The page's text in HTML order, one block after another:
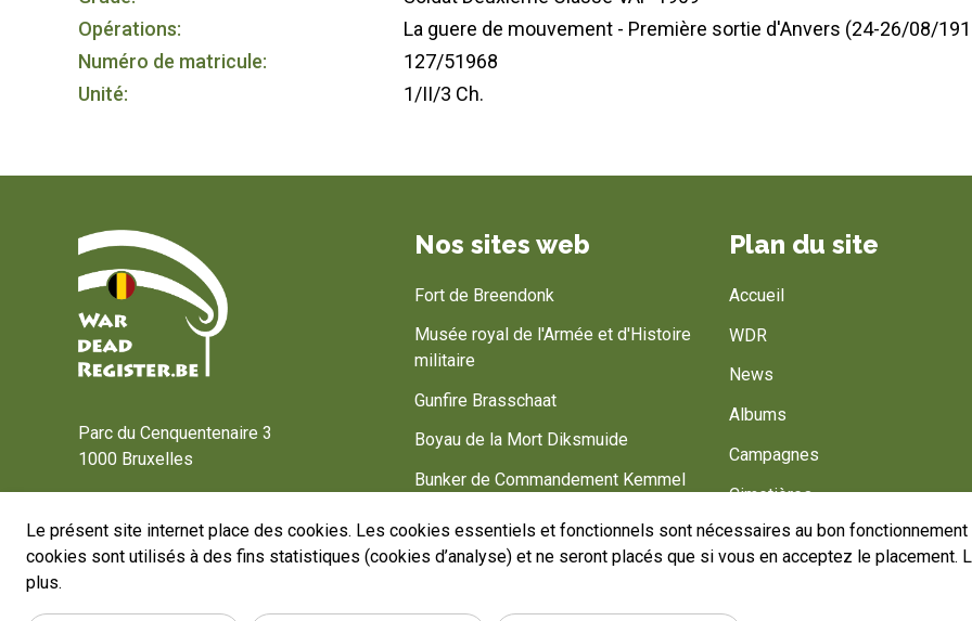
Le présent site internet place des cookies. Les cookies essentiels et fonctionnels sont nécessaires au bon
cookies sont utilisés à des fins statistiques (cookies d’analyse) et ne seront placés que si vous en acceptez le placement.
plus.
Opérations:
La guere de mouvement - Première sortie d'Anvers (24-26/08/
Numéro de matricule:
127/51968
Unité:
1/II/3 Ch.
Parc du Cenquentenaire 3
1000 Bruxelles
Nos sites web
Fort de Breendonk
Musée royal de l'Armée et d'Histoire
militaire
Gunfire Brasschaat
Boyau de la Mort Diksmuide
Bunker de Commandement Kemmel
Bastogne Barracks
Belgium, Battlefield of Europe
Plan du site
Accueil
WDR
News
Albums
Campagnes
Cimetières
Armée Belge